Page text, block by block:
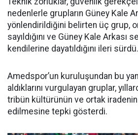
nedenlerle grupların Güney Kale
yönlendirildiğini belirten üç grup,
sayıldığını ve Güney Kale Arkası
kendilerine dayatıldığını ileri sürdü.
Amedspor’un kuruluşundan bu
aldıklarını vurgulayan gruplar,
tribün kültürünün ve ortak iradenin
edilmesine tepki gösterdi.